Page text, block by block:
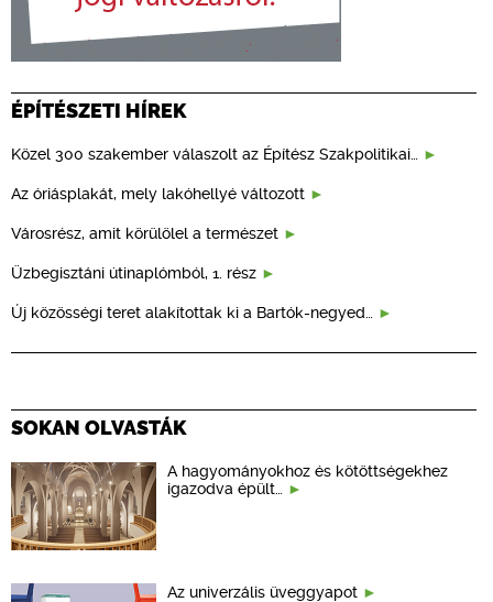
ÉPÍTÉSZETI HÍREK
Közel 300 szakember válaszolt az Építész Szakpolitikai…
Az óriásplakát, mely lakóhellyé változott
Városrész, amit körülölel a természet
Üzbegisztáni útinaplómból, 1. rész
Új közösségi teret alakítottak ki a Bartók-negyed…
SOKAN OLVASTÁK
A hagyományokhoz és kötöttségekhez
igazodva épült…
Az univerzális üveggyapot